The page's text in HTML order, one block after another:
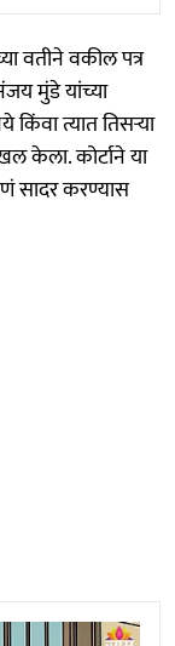
वतीने वकील पत्र
मुंडे यांच्या
किंवा त्यात तिसऱ्या
केला. कोर्टाने या
सादर करण्यास